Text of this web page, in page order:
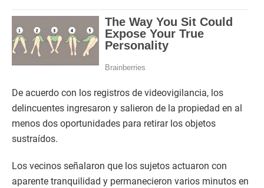
De acuerdo con los registros de videovigilancia, los
delincuentes ingresaron y salieron de la propiedad en al
menos dos oportunidades para retirar los objetos
sustraídos.
Los vecinos señalaron que los sujetos actuaron con
aparente tranquilidad y permanecieron varios minutos en